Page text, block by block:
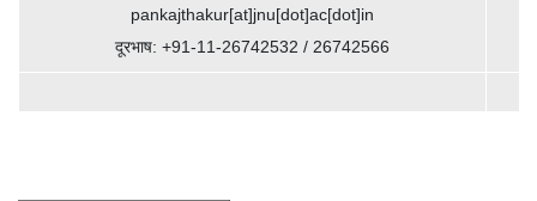
pankajthakur[at]jnu[dot]ac[dot]in
दूरभाष: +91-11-26742532 / 26742566